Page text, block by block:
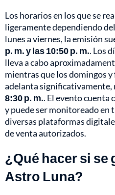
Los horarios en los que se
ligeramente dependiendo
lunes a viernes, la emisión
p. m. y las 10:50 p. m.. Los
lleva a cabo
mientras que los domingos
adelanta significativamente,
8:30 p. m.. El evento cuenta
y puede ser monitoreado en
diversas plataformas
de venta autorizados.
¿Qué hacer si se
Astro Luna?